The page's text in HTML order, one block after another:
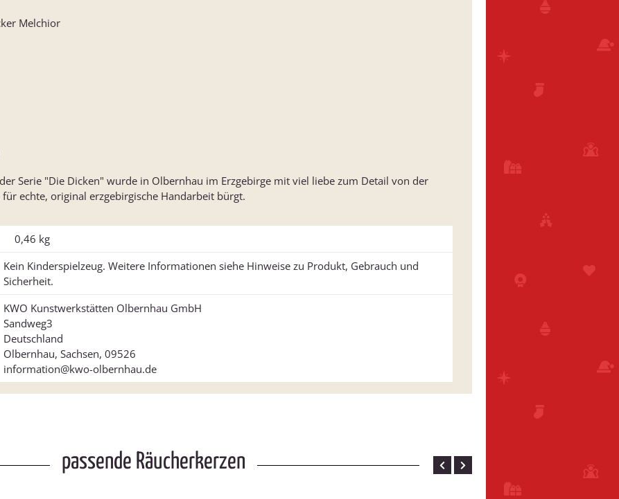
Melchior
Serie "Die Dicken" wurde in Olbernhau im Erzgebirge mit viel liebe zum Detail von der
echte, original erzgebirgische Handarbeit bürgt.
0,46 kg
Kein Kinderspielzeug. Weitere Informationen siehe Hinweise zu Produkt, Gebrauch und
Sicherheit.
KWO Kunstwerkstätten Olbernhau GmbH
Sandweg3
Deutschland
Olbernhau, Sachsen, 09526
information@kwo-olbernhau.de
passende Räucherkerzen